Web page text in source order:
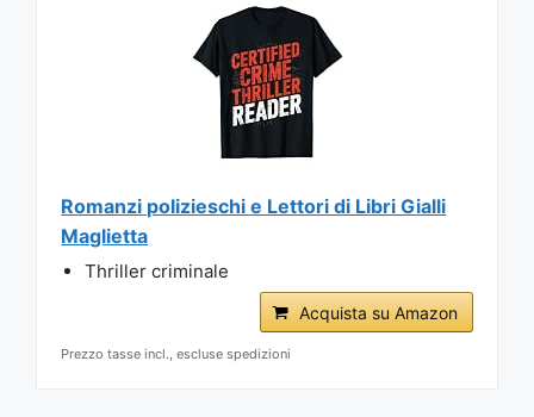
Romanzi polizieschi e Lettori di Libri Gialli
Maglietta
Thriller criminale
Acquista su Amazon
Prezzo tasse incl., escluse spedizioni